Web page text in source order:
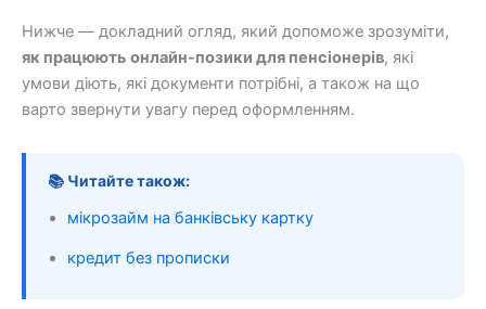
Нижче — докладний огляд, який допоможе зрозуміти,
як працюють онлайн-позики для пенсіонерів, які
умови діють, які документи потрібні, а також на що
варто звернути увагу перед оформленням.
📚 Читайте також:
мікрозайм на банківську картку
кредит без прописки